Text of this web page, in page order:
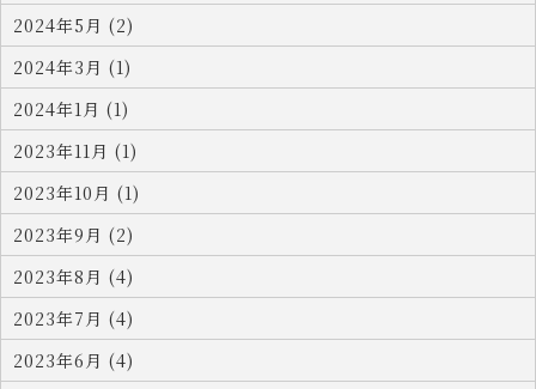
2024年5月 (2)
2024年3月 (1)
2024年1月 (1)
2023年11月 (1)
2023年10月 (1)
2023年9月 (2)
2023年8月 (4)
2023年7月 (4)
2023年6月 (4)